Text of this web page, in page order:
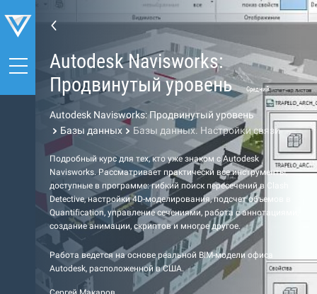
Autodesk Navisworks:
Продвинутый уровень
Средний
Autodesk Navisworks: Продвинутый уровень
Базы данных
Базы данных. Настройки связи
Подробный курс для тех, кто уже знаком с Autodesk
Navisworks. Рассматривает практически все инструменты,
доступные в программе: гибкий поиск пересечений в Clash
Detective, настройки 4D-моделирования, подсчет объемов в
Quantification, управление сечениями, работа с аннотациями,
создание анимации, скриптов и многое другое.
Работа ведется на основе реальной BIM-модели офиса
Autodesk, расположенной в США.